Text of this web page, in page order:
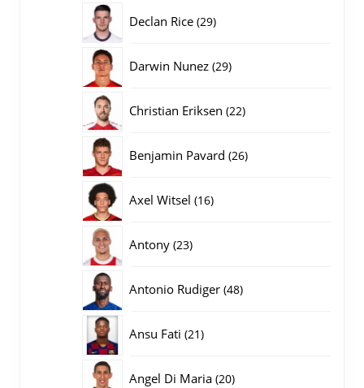
Declan Rice 2929
Darwin Nunez 2929
Christian Eriksen 2222
Benjamin Pavard 2626
Axel Witsel 1616
Antony 2323
Antonio Rudiger 4848
Ansu Fati 2121
Angel Di Maria 2020